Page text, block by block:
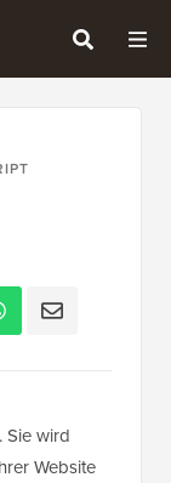
Sie wird
Website